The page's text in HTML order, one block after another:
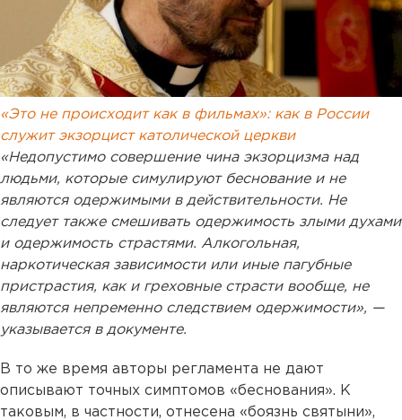
«Это не происходит как в фильмах»: как в России
служит экзорцист католической церкви
«Недопустимо совершение чина экзорцизма над
людьми, которые симулируют беснование и не
являются одержимыми в действительности. Не
следует также смешивать одержимость злыми духами
и одержимость страстями. Алкогольная,
наркотическая зависимости или иные пагубные
пристрастия, как и греховные страсти вообще, не
являются непременно следствием одержимости», —
указывается в документе.
В то же время авторы регламента не дают
описывают точных симптомов «беснования». К
таковым, в частности, отнесена «боязнь святыни»,